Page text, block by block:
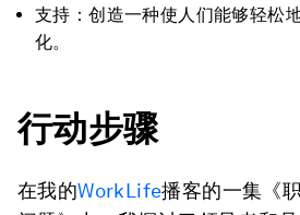
支持：创造一种使人们能够轻松
化。
行动步骤
在我的WorkLife播客的一集《